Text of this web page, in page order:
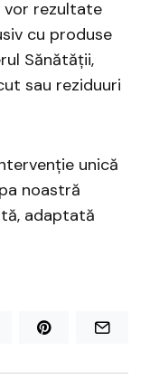
vor rezultate
cu produse
Sănătății,
sau reziduuri
unică
noastră
adaptată